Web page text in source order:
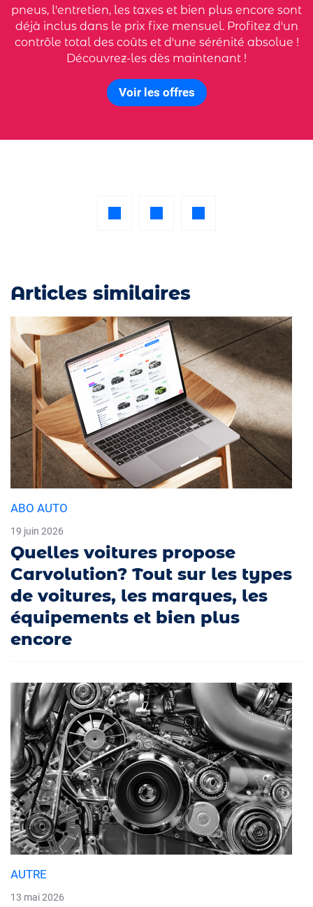
pneus, l'entretien, les taxes et bien plus encore sont
déjà inclus dans le prix fixe mensuel. Profitez d'un
contrôle total des coûts et d'une sérénité absolue !
Découvrez-les dès maintenant !
Voir les offres
Articles similaires
ABO AUTO
19 juin 2026
Quelles voitures propose
Carvolution? Tout sur les types
de voitures, les marques, les
équipements et bien plus
encore
AUTRE
13 mai 2026